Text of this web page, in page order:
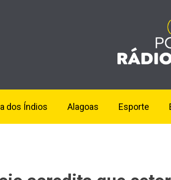
dos Índios Alagoas Esporte